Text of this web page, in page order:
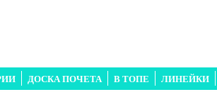
ДОСКА ПОЧЕТА В ТОПЕ ЛИНЕЙКИ